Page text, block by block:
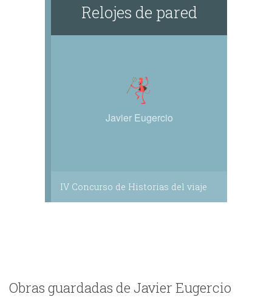
Relojes de pared
Javier Eugercio
IV Concurso de Historias del viaje
Obras guardadas de Javier Eugercio